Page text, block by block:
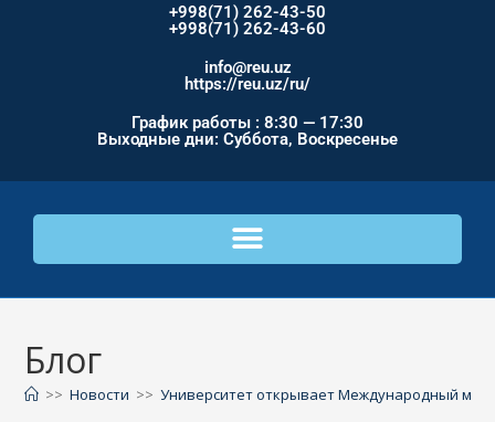
+998(71) 262-43-50
+998(71) 262-43-60
info@reu.uz
https://reu.uz/ru/
График работы : 8:30 — 17:30
Выходные дни: Суббота, Воскресенье
Блог
>> Новости >> Университет открывает Международный